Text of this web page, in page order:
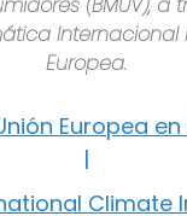
Internacional
Europea.
Europea
|
Climate